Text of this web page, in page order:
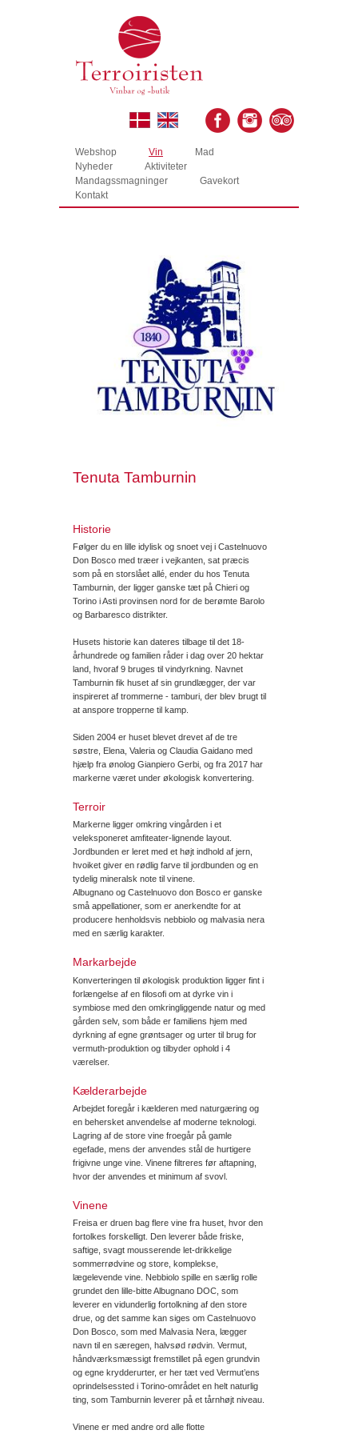
Webshop Vin
Mad
Nyheder
Aktiviteter
Mandagssmagninger
Gavekort
Kontakt
Tenuta Tamburnin
Historie
Følger du en lille idylisk og snoet vej i Castelnuovo
Don Bosco med træer i vejkanten, sat præcis
som på en storslået allé, ender du hos Tenuta
Tamburnin, der ligger ganske tæt på Chieri og
Torino i Asti provinsen nord for de berømte Barolo
og Barbaresco distrikter.
Husets historie kan dateres tilbage til det 18-
århundrede og familien råder i dag over 20 hektar
land, hvoraf 9 bruges til vindyrkning. Navnet
Tamburnin fik huset af sin grundlægger, der var
inspireret af trommerne - tamburi, der blev brugt til
at anspore tropperne til kamp.
Siden 2004 er huset blevet drevet af de tre
søstre, Elena, Valeria og Claudia Gaidano med
hjælp fra ønolog Gianpiero Gerbi, og fra 2017 har
markerne været under økologisk konvertering.
Terroir
Markerne ligger omkring vingården i et
veleksponeret amfiteater-lignende layout.
Jordbunden er leret med et højt indhold af jern,
hvoiket giver en rødlig farve til jordbunden og en
tydelig mineralsk note til vinene.
Albugnano og Castelnuovo don Bosco er ganske
små appellationer, som er anerkendte for at
producere henholdsvis nebbiolo og malvasia nera
med en særlig karakter.
Markarbejde
Konverteringen til økologisk produktion ligger fint i
forlængelse af en filosofi om at dyrke vin i
symbiose med den omkringliggende natur og med
gården selv, som både er familiens hjem med
dyrkning af egne grøntsager og urter til brug for
vermuth-produktion og tilbyder ophold i 4
værelser.
Kælderarbejde
Arbejdet foregår i kælderen med naturgæring og
en behersket anvendelse af moderne teknologi.
Lagring af de store vine froegår på gamle
egefade, mens der anvendes stål de hurtigere
frigivne unge vine. Vinene filtreres før aftapning,
hvor der anvendes et minimum af svovl.
Vinene
Freisa er druen bag flere vine fra huset, hvor den
fortolkes forskelligt. Den leverer både friske,
saftige, svagt mousserende let-drikkelige
sommerrødvine og store, komplekse,
lægelevende vine. Nebbiolo spille en særlig rolle
grundet den lille-bitte Albugnano DOC, som
leverer en vidunderlig fortolkning af den store
drue, og det samme kan siges om Castelnuovo
Don Bosco, som med Malvasia Nera, lægger
navn til en særegen, halvsød rødvin. Vermut,
håndværksmæssigt fremstillet på egen grundvin
og egne krydderurter, er her tæt ved Vermut’ens
oprindelsessted i Torino-området en helt naturlig
ting, som Tamburnin leverer på et tårnhøjt niveau.
Vinene er med andre ord alle flotte